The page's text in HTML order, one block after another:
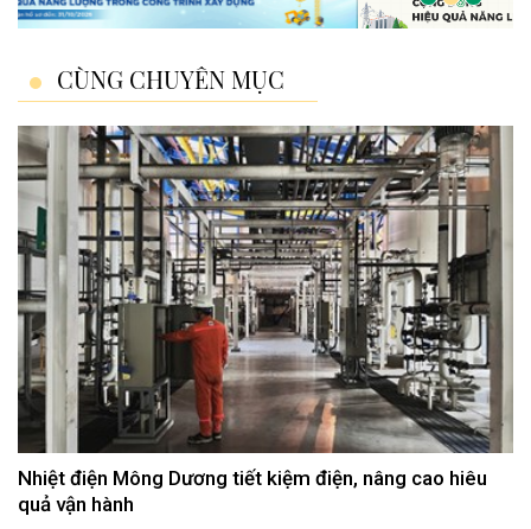
CÙNG CHUYÊN MỤC
Nhiệt điện Mông Dương tiết kiệm điện, nâng cao hiêu
quả vận hành